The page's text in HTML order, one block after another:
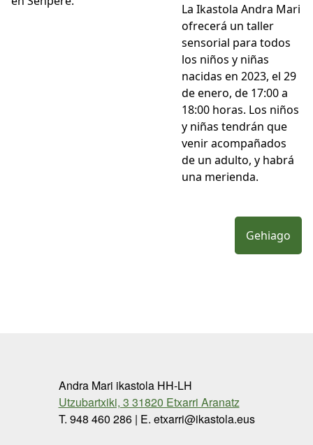
La Ikastola Andra Mari
ofrecerá un taller
sensorial para todos
los niños y niñas
nacidas en 2023, el 29
de enero, de 17:00 a
18:00 horas. Los niños
y niñas tendrán que
venir acompañados
de un adulto, y habrá
una merienda.
Gehiago
Andra Mari ikastola HH-LH
Utzubartxiki, 3 31820 Etxarri Aranatz
T. 948 460 286 | E. etxarri@ikastola.eus